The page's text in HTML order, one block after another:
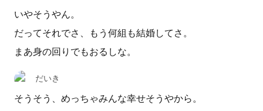
いやそうやん。
だってそれでさ、もう何組も結婚してさ。
まあ身の回りでもおるしな。
だいき
そうそう、めっちゃみんな幸せそうやから。